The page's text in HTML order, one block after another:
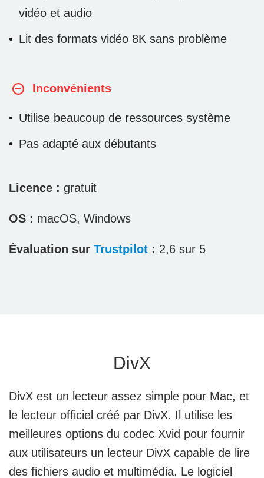
vidéo et audio
Lit des formats vidéo 8K sans problème
Inconvénients
Utilise beaucoup de ressources système
Pas adapté aux débutants
Licence : gratuit
OS : macOS, Windows
Évaluation sur Trustpilot : 2,6 sur 5
DivX
DivX est un lecteur assez simple pour Mac, et
le lecteur officiel créé par DivX. Il utilise les
meilleures options du codec Xvid pour fournir
aux utilisateurs un lecteur DivX capable de lire
des fichiers audio et multimédia. Le logiciel